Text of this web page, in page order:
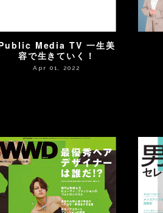
Media TV 一生美
容で生きていく！
Apr 01, 2022